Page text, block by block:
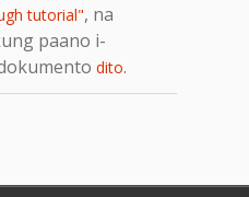
tutorial", na
paano i-
dito.